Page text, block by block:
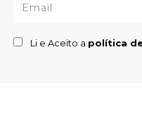
Li e Aceito a política